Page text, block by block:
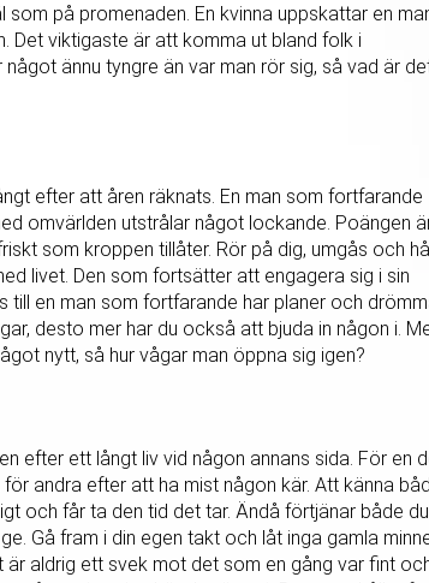
på promenaden. En kvinna uppskattar en
Det viktigaste är att komma ut bland folk i
ännu tyngre än var man rör sig, så vad är
efter att åren räknats. En man som fortfarande
omvärlden utstrålar något lockande. Poängen
som kroppen tillåter. Rör på dig, umgås och
livet. Den som fortsätter att engagera sig i sin
till en man som fortfarande har planer och
desto mer har du också att bjuda in någon i.
nytt, så hur vågar man öppna sig igen?
efter ett långt liv vid någon annans sida. För en
andra efter att ha mist någon kär. Att känna
och får ta den tid det tar. Ändå förtjänar både du
Gå fram i din egen takt och låt inga gamla
aldrig ett svek mot det som en gång var fint